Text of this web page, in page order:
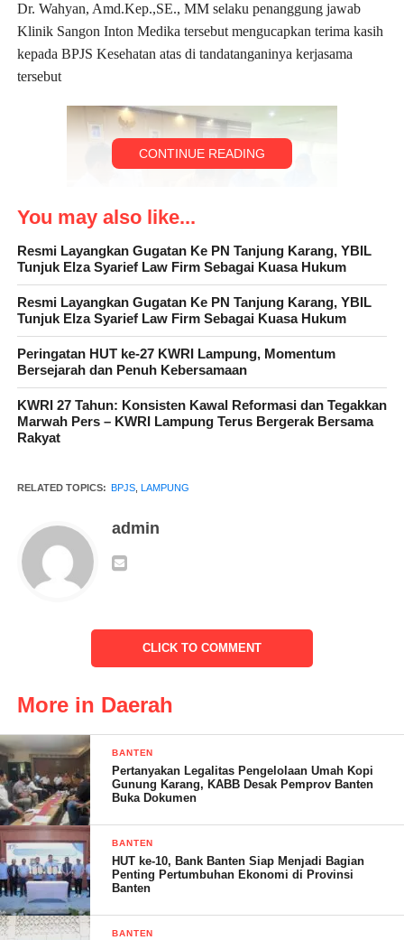
Dr. Wahyan, Amd.Kep.,SE., MM selaku penanggung jawab
Klinik Sangon Inton Medika tersebut mengucapkan terima kasih
kepada BPJS Kesehatan atas di tandatanganinya kerjasama
tersebut
“Saya sangat berterima kasih kepada BPJS Kesehatan karena
telah memberikan kesempatan kepada klinik Sango Inton
berkomitmen akan bersinergi dengan BPJS Kesehatan Cabang
Bandar Lampung. dan tentunya kami akan memberikan
Dalam komentar singkatnya, Kapala Cabang BPJS Bandar
Lampung, Yessi Rahimi, menegaskan komitmen BPJS
JKN-KIS. Semua pihak diharapkan dapat bersinergi dan
berkolaborasi secara optimal guna mewujudkan kesejahteraan
berkualitas.
SOLA. (RG)
Post Views: 17
CONTINUE READING
You may also like...
Resmi Layangkan Gugatan Ke PN Tanjung Karang, YBIL
Tunjuk Elza Syarief Law Firm Sebagai Kuasa Hukum
Resmi Layangkan Gugatan Ke PN Tanjung Karang, YBIL
Tunjuk Elza Syarief Law Firm Sebagai Kuasa Hukum
Peringatan HUT ke-27 KWRI Lampung, Momentum
Bersejarah dan Penuh Kebersamaan
KWRI 27 Tahun: Konsisten Kawal Reformasi dan Tegakkan
Marwah Pers – KWRI Lampung Terus Bergerak Bersama
Rakyat
RELATED TOPICS: BPJS, LAMPUNG
admin
CLICK TO COMMENT
More in Daerah
BANTEN
Pertanyakan Legalitas Pengelolaan Umah Kopi
Gunung Karang, KABB Desak Pemprov Banten
Buka Dokumen
BANTEN
HUT ke-10, Bank Banten Siap Menjadi Bagian
Penting Pertumbuhan Ekonomi di Provinsi
Banten
BANTEN